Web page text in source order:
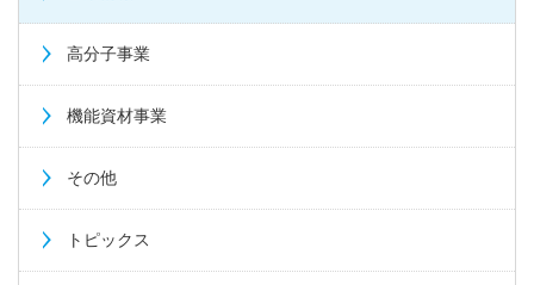
高分子事業
機能資材事業
その他
トピックス